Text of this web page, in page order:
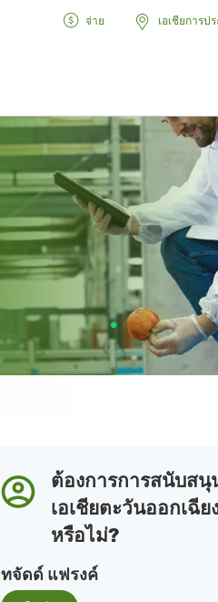
จ่าย เอเชียการป
ต้องการการสนับส
เอเชียตะวันออกเฉีย
หรือไม่?
ทจัดด์ แฟรงค์